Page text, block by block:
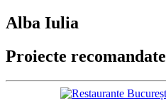
Alba Iulia
Proiecte recomandate